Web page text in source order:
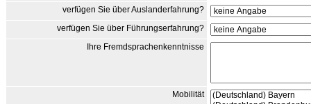
verfügen Sie über Auslanderfahrung?
verfügen Sie über Führungserfahrung?
Ihre Fremdsprachenkenntnisse
Mobilität